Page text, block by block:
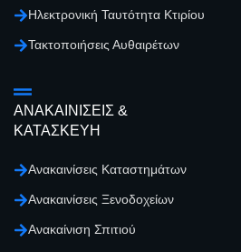
Ηλεκτρονική Ταυτότητα Κτιρίου
Τακτοποιήσεις Αυθαιρέτων
ΑΝΑΚΑΙΝΙΣΕΙΣ &
ΚΑΤΑΣΚΕΥΗ
Ανακαινίσεις Καταστημάτων
Ανακαινίσεις Ξενοδοχείων
Ανακαίνιση Σπιτιού